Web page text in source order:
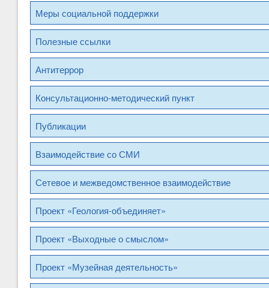
Меры социальной поддержки
Полезные ссылки
Антитеррор
Консультационно-методический пункт
Публикации
Взаимодействие со СМИ
Сетевое и межведомственное взаимодействие
Проект «Геология-объединяет»
Проект «Выходные о смыслом»
Проект «Музейная деятельность»